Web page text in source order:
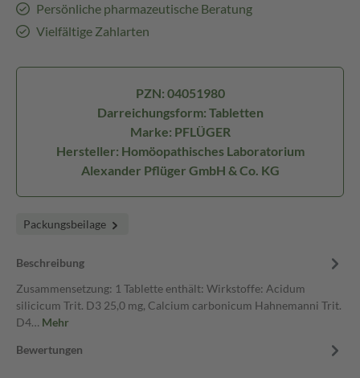
Persönliche pharmazeutische Beratung
Vielfältige Zahlarten
PZN: 04051980
Darreichungsform: Tabletten
Marke: PFLÜGER
Hersteller: Homöopathisches Laboratorium
Alexander Pflüger GmbH & Co. KG
Packungsbeilage
Beschreibung
Zusammensetzung: 1 Tablette enthält: Wirkstoffe: Acidum
silicicum Trit. D3 25,0 mg, Calcium carbonicum Hahnemanni Trit.
D4… Mehr
Bewertungen